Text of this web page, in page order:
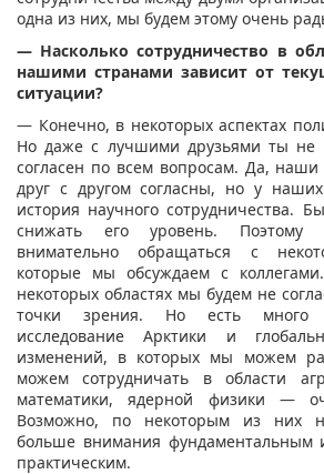
одна из них, мы будем этому очень
— Насколько сотрудничество в
нашими странами зависит от
ситуации?
— Конечно, в некоторых аспектах
Но даже с лучшими друзьями ты не
согласен по всем вопросам. Да, наши
друг с другом согласны, но у
история научного сотрудничества.
снижать его уровень.
внимательно обращаться с
которые мы обсуждаем с
некоторых областях мы будем не
точки зрения. Но есть много
исследование Арктики и
изменений, в которых мы можем
можем сотрудничать в области
математики, ядерной физики —
Возможно, по некоторым из них
больше внимания фундаментальным
практическим.